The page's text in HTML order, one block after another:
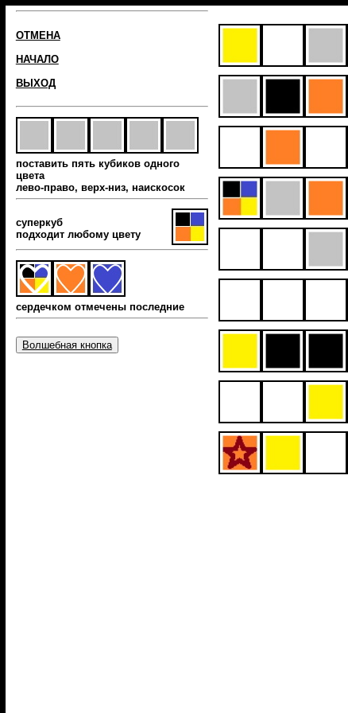
ОТМЕНА
НАЧАЛО
ВЫХОД
поставить пять кубиков одного
цвета
лево-право, верх-низ, наиcкосок
суперкуб
подходит любому цвету
сердечком отмечены последние
Волшебная кнопка